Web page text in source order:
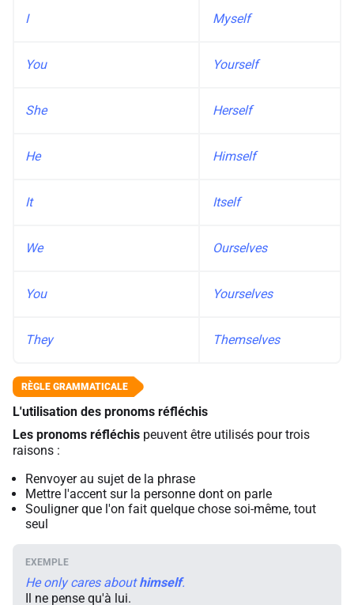
I Myself
You Yourself
She Herself
He Himself
It Itself
We Ourselves
You Yourselves
They Themselves
L'utilisation des pronoms réfléchis
Les pronoms réfléchis peuvent être utilisés pour trois
raisons :
Renvoyer au sujet de la phrase
Mettre l'accent sur la personne dont on parle
Souligner que l'on fait quelque chose soi-même, tout
seul
He only cares abouthimself.
Il ne pense qu'à lui.